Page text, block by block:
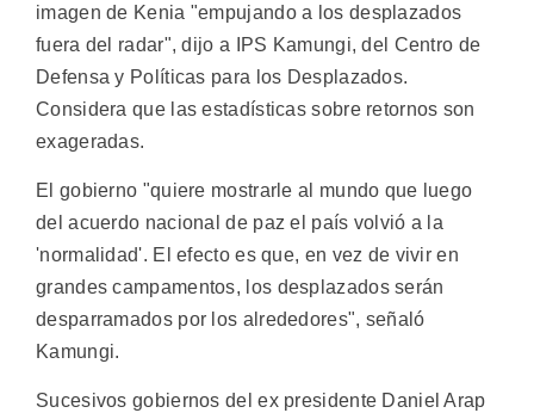
imagen de Kenia "empujando a los desplazados
fuera del radar", dijo a IPS Kamungi, del Centro de
Defensa y Políticas para los Desplazados.
Considera que las estadísticas sobre retornos son
exageradas.
El gobierno "quiere mostrarle al mundo que luego
del acuerdo nacional de paz el país volvió a la
'normalidad'. El efecto es que, en vez de vivir en
grandes campamentos, los desplazados serán
desparramados por los alrededores", señaló
Kamungi.
Sucesivos gobiernos del ex presidente Daniel Arap